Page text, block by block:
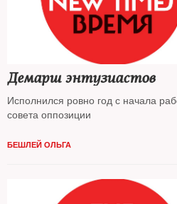
Демарш энтузиастов
Исполнился ровно год с начала
совета оппозиции
БЕШЛЕЙ ОЛЬГА